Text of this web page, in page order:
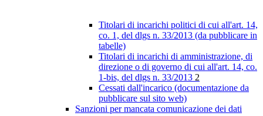
Titolari di incarichi politici di cui all'art. 14,
co. 1, del dlgs n. 33/2013 (da pubblicare in
tabelle)
Titolari di incarichi di amministrazione, di
direzione o di governo di cui all'art. 14, co.
1-bis, del dlgs n. 33/2013 2
Cessati dall'incarico (documentazione da
pubblicare sul sito web)
Sanzioni per mancata comunicazione dei dati